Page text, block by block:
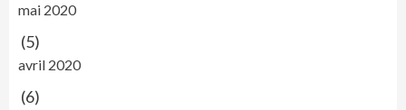
mai 2020
(5)
avril 2020
(6)